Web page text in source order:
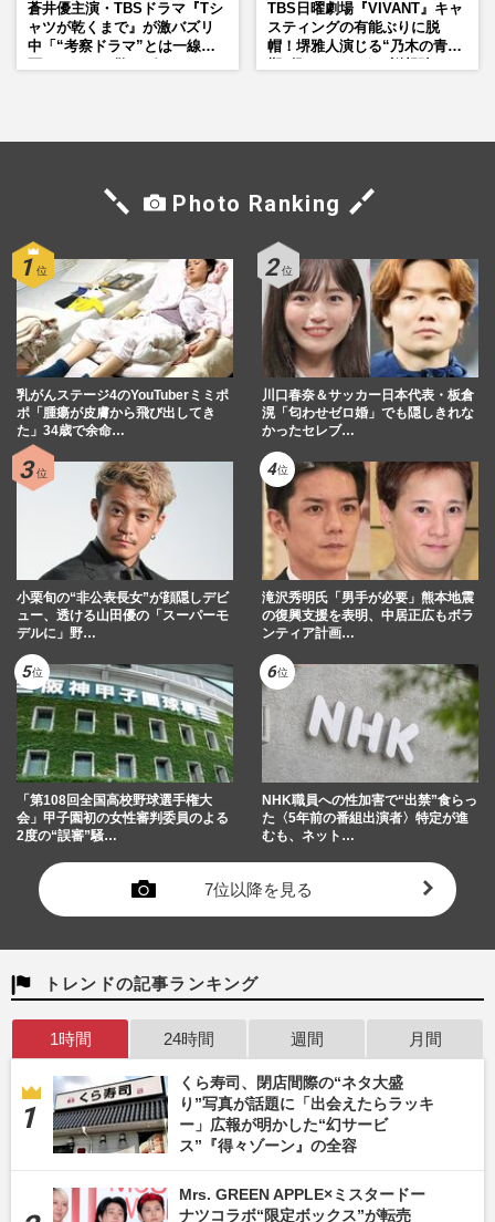
蒼井優主演・TBSドラマ『Tシ
ャツが乾くまで』が激バズリ
中「“考察ドラマ”とは一線を
TBS日曜劇場『VIVANT』キャ
スティングの有能ぶりに脱
帽！堺雅人演じる“乃木の青年
Photo Ranking
乳がんステージ4のYouTuberミミポ
ポ「腫瘍が皮膚から飛び出してき
た」34歳で余命…
川口春奈＆サッカー日本代表・板倉
滉「匂わせゼロ婚」でも隠しきれな
かったセレブ…
小栗旬の“非公表長女”が顔隠しデビ
ュー、透ける山田優の「スーパーモ
デルに」野…
滝沢秀明氏「男手が必要」熊本地震
の復興支援を表明、中居正広もボラ
ンティア計画…
「第108回全国高校野球選手権大
会」甲子園初の女性審判委員のよる
2度の“誤審”騒…
NHK職員への性加害で“出禁”食らっ
た〈5年前の番組出演者〉特定が進
むも、ネット…
7位以降を見る
トレンドの記事ランキング
1時間 24時間 週間 月間
くら寿司、閉店間際の“ネタ大盛
り”写真が話題に「出会えたらラッキ
ー」広報が明かした“幻サービ
ス”『得々ゾーン』の全容
Mrs. GREEN APPLE×ミスタードー
ナツコラボ“限定ボックス”が転売